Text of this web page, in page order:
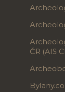
ČR (AIS